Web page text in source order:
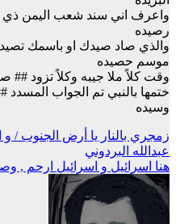
واعرف اني سند شعب اليمن ذي
رصيده
والذي صاد صيدك او باسمك
موسم حصيده
وقت كلاً ملا جيبه وكلاً تزود
ختمها بالنبي تم الجواب
وسيده
تصفّح
المقالات
زمجري بالنار يا أرض الجنوب / و
عبدالله البردوني
هنا اسرائيل و اسرائيل ارحم ,